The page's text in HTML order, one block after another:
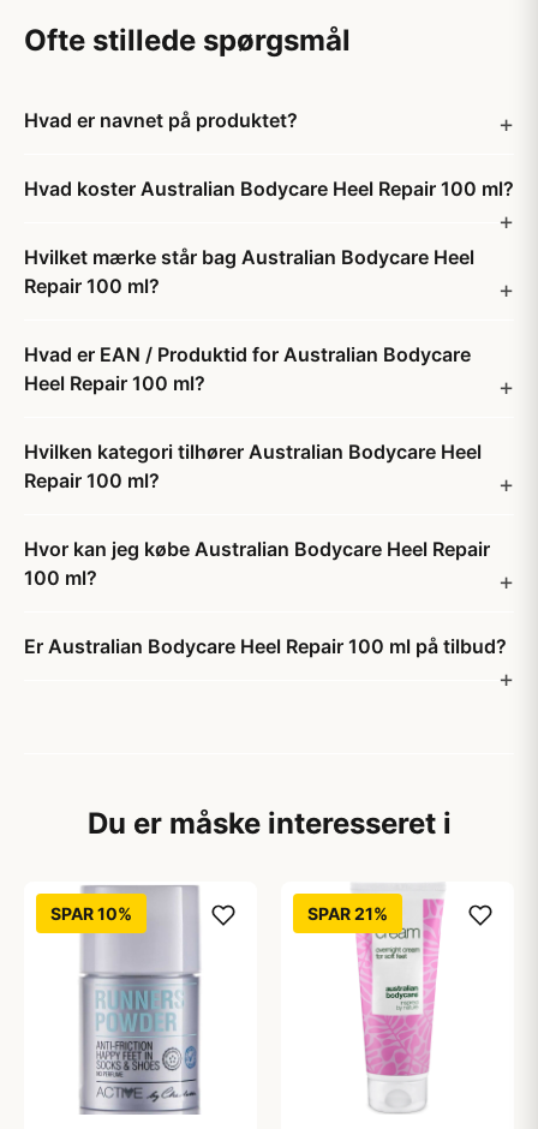
Ofte stillede spørgsmål
Hvad er navnet på produktet?
Hvad koster Australian Bodycare Heel Repair 100 ml?
Hvilket mærke står bag Australian Bodycare Heel
Repair 100 ml?
Hvad er EAN / Produktid for Australian Bodycare
Heel Repair 100 ml?
Hvilken kategori tilhører Australian Bodycare Heel
Repair 100 ml?
Hvor kan jeg købe Australian Bodycare Heel Repair
100 ml?
Er Australian Bodycare Heel Repair 100 ml på tilbud?
Du er måske interesseret i
SPAR 10% SPAR 21%